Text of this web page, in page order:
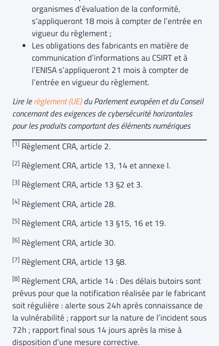
organismes d’évaluation de la conformité,
s’appliqueront 18 mois à compter de l’entrée en
vigueur du règlement ;
Les obligations des fabricants en matière de
communication d’informations au CSIRT et à
l’ENISA s’appliqueront 21 mois à compter de
l’entrée en vigueur du règlement.
Lire lerèglement (UE)du Parlement européen et du Conseil
concernant des exigences de cybersécurité horizontales
pour les produits comportant des éléments numériques
[1] Règlement CRA, article 2.
[2] Règlement CRA, article 13, 14 et annexe I.
[3] Règlement CRA, article 13 §2 et 3.
[4] Règlement CRA, article 28.
[5] Règlement CRA, article 13 §15, 16 et 19.
[6] Règlement CRA, article 30.
[7] Règlement CRA, article 13 §8.
[8] Règlement CRA, article 14 : Des délais butoirs sont
prévus pour que la notification réalisée par le fabricant
soit régulière : alerte sous 24h après connaissance de
la vulnérabilité ; rapport sur la nature de l’incident sous
72h ; rapport final sous 14 jours après la mise à
disposition d’une mesure corrective.